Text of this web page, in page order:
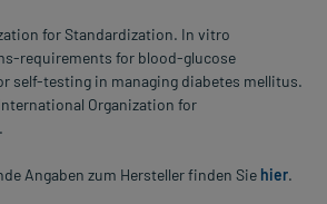
for Standardization. In vitro
requirements for blood-glucose
self-testing in managing diabetes mellitus.
Organization for
Angaben zum Hersteller finden Sie hier.